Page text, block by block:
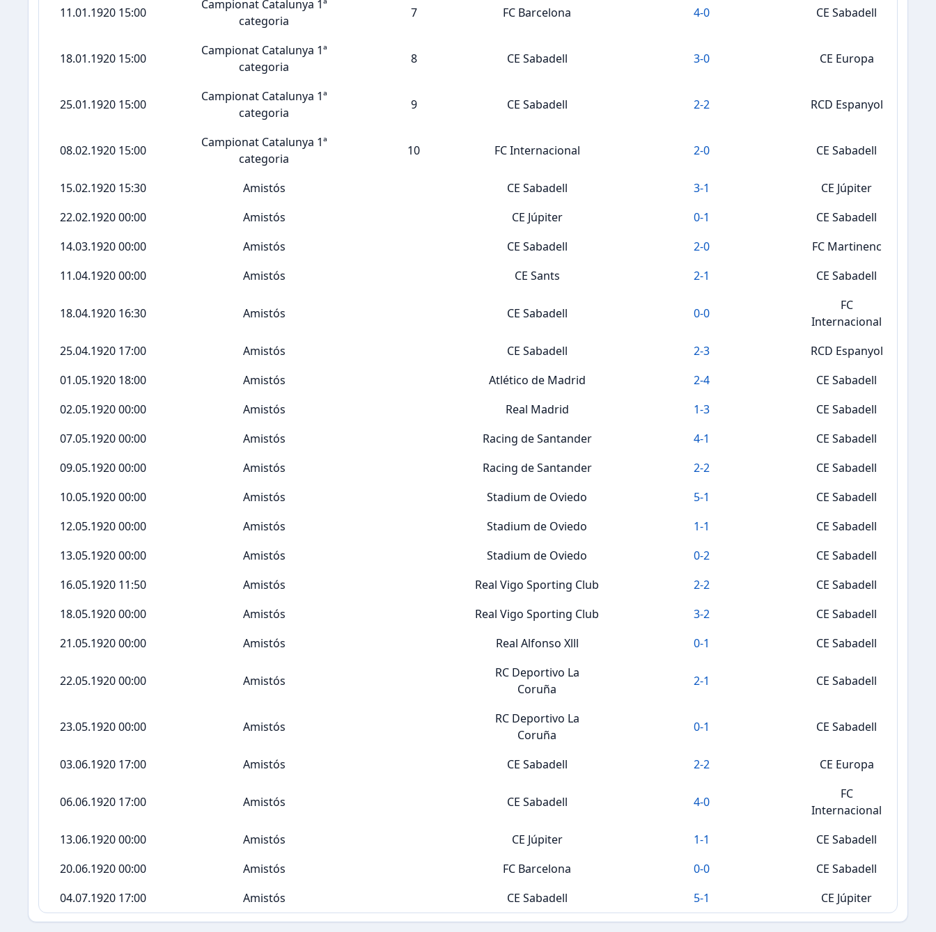
11.01.1920 15:00
Campionat Catalunya 1ª
categoria
7 FC Barcelona 4-0 CE Sabadell
18.01.1920 15:00
Campionat Catalunya 1ª
categoria
8 CE Sabadell 3-0 CE Europa
25.01.1920 15:00
Campionat Catalunya 1ª
categoria
9 CE Sabadell 2-2 RCD Espanyol
08.02.1920 15:00
Campionat Catalunya 1ª
categoria
10 FC Internacional 2-0 CE Sabadell
15.02.1920 15:30 Amistós CE Sabadell 3-1
CE Júpiter
22.02.1920 00:00
Amistós CE Júpiter 0-1
CE Sabadell
14.03.1920 00:00
Amistós CE Sabadell 2-0
FC Martinenc
11.04.1920 00:00
Amistós CE Sants 2-1 CE Sabadell
18.04.1920 16:30 Amistós CE Sabadell 0-0
FC
Internacional
25.04.1920 17:00
Amistós CE Sabadell 2-3
RCD Espanyol
01.05.1920 18:00
Amistós Atlético de Madrid 2-4
CE Sabadell
02.05.1920 00:00
Amistós Real Madrid 1-3
CE Sabadell
07.05.1920 00:00
Amistós Racing de Santander 4-1
CE Sabadell
09.05.1920 00:00
Amistós Racing de Santander 2-2
CE Sabadell
10.05.1920 00:00
Amistós Stadium de Oviedo 5-1
CE Sabadell
12.05.1920 00:00
Amistós Stadium de Oviedo 1-1
CE Sabadell
13.05.1920 00:00
Amistós Stadium de Oviedo 0-2
CE Sabadell
16.05.1920 11:50
Amistós Real Vigo Sporting Club 2-2
CE Sabadell
18.05.1920 00:00
Amistós Real Vigo Sporting Club 3-2
CE Sabadell
21.05.1920 00:00
Amistós Real Alfonso Xlll 0-1 CE Sabadell
22.05.1920 00:00 Amistós
RC Deportivo La
Coruña
2-1 CE Sabadell
23.05.1920 00:00 Amistós
RC Deportivo La
Coruña
0-1 CE Sabadell
03.06.1920 17:00 Amistós CE Sabadell 2-2 CE Europa
06.06.1920 17:00 Amistós CE Sabadell 4-0
FC
Internacional
13.06.1920 00:00
Amistós CE Júpiter 1-1
CE Sabadell
20.06.1920 00:00
Amistós FC Barcelona 0-0
CE Sabadell
04.07.1920 17:00
Amistós CE Sabadell 5-1 CE Júpiter